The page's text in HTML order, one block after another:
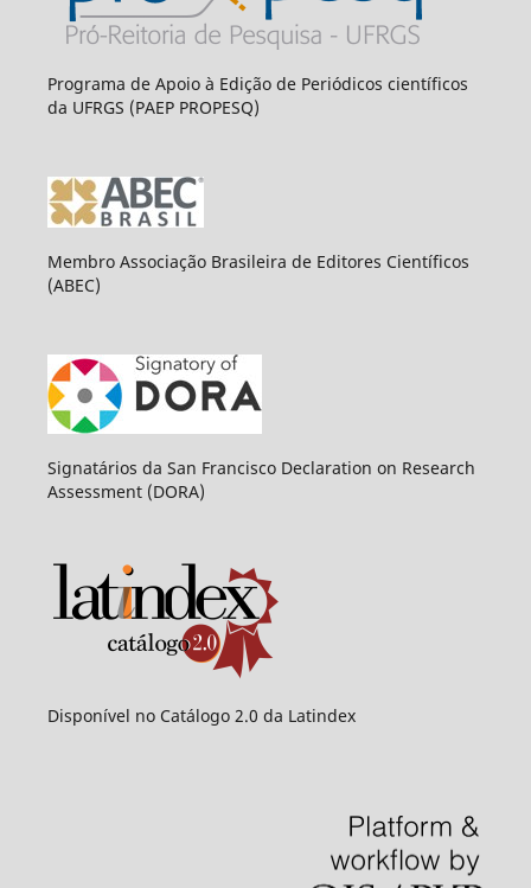
Programa de Apoio à Edição de Periódicos científicos
da UFRGS (PAEP PROPESQ)
Membro Associação Brasileira de Editores Científicos
(ABEC)
Signatários da San Francisco Declaration on Research
Assessment (DORA)
Disponível no Catálogo 2.0 da Latindex